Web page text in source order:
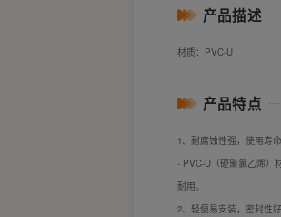
产品描述
材质：PVC-U
产品特点
1、耐腐蚀性强，使用寿
- PVC-U（硬聚氯乙烯）
耐用。
2、轻便易安装，密封性好